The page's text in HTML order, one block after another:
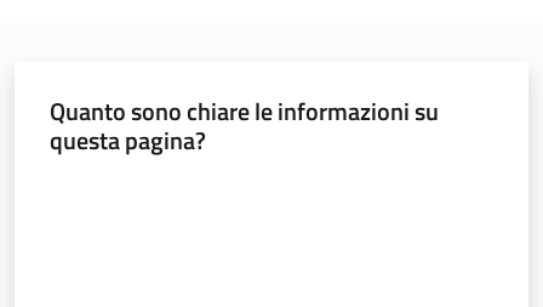
Quanto sono chiare le informazioni su
questa pagina?